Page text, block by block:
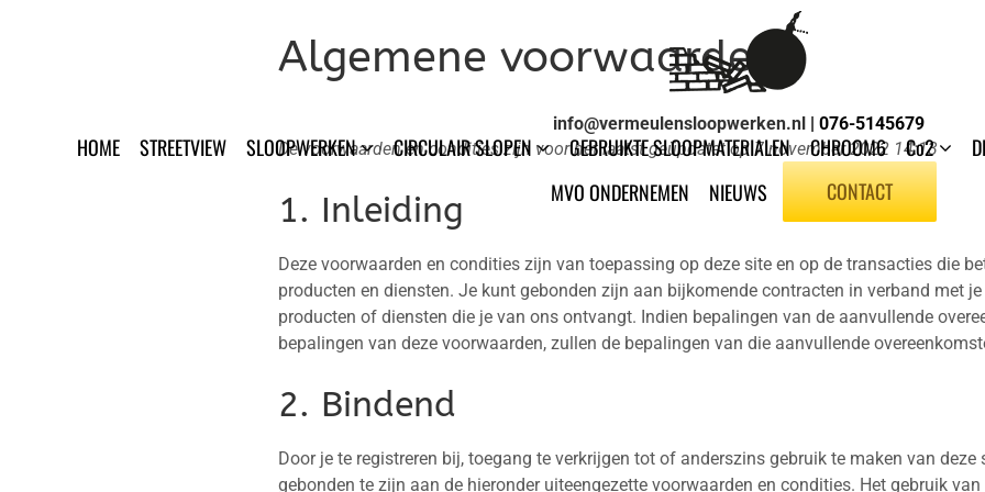
info@vermeulensloopwerken.nl | 076-5145679
HOME STREETVIEW SLOOPWERKEN CIRCULAIR SLOPEN GEBRUIKTE SLOOPMATERIALEN CHROOM6 Co2
MVO ONDERNEMEN
NIEUWS CONTACT
Algemene voorwaarden
De voorwaarden en condities zijn voor het laatst geüpdatet op 7 november 2022 14:13
1. Inleiding
Deze voorwaarden en condities zijn van toepassing op deze site en op de transacties die
producten en diensten. Je kunt gebonden zijn aan bijkomende contracten in verband met
producten of diensten die je van ons ontvangt. Indien bepalingen van de aanvullende
bepalingen van deze voorwaarden, zullen de bepalingen van die aanvullende
2. Bindend
Door je te registreren bij, toegang te verkrijgen tot of anderszins gebruik te maken van deze
gebonden te zijn aan de hieronder uiteengezette voorwaarden en condities. Het gebruik